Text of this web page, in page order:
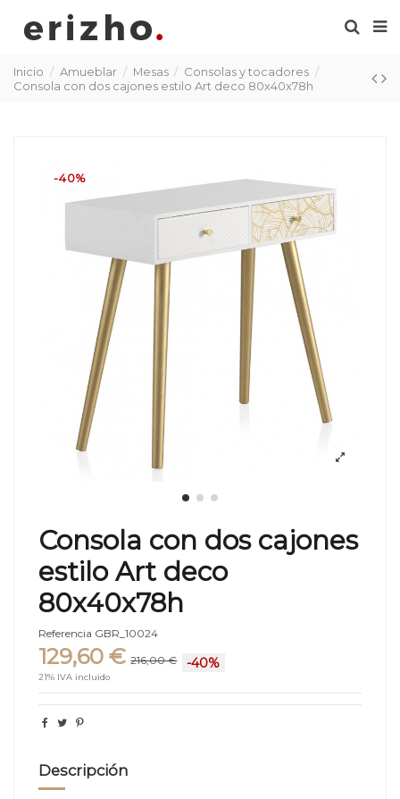
Inicio Amueblar Mesas
Consolas y tocadores
Consola con dos cajones estilo Art deco 80x40x78h
-40%
Consola con dos cajones
estilo Art deco
80x40x78h
Referencia GBR_10024
129,60 € 216,00 € -40%
21% IVA incluido
Descripción